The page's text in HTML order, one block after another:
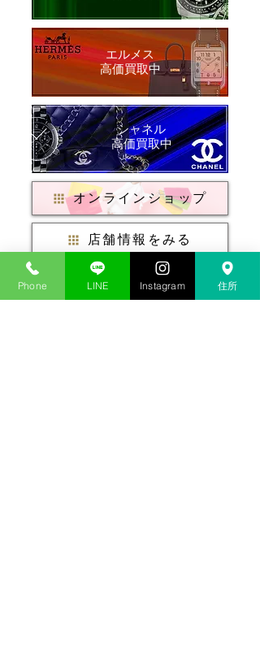
​エルメス
​高価買取中
シャネル
​高価買取中
オンラインショップ
店舗情報をみる
店頭買取はこちら
Phone LINE Instagram 住所